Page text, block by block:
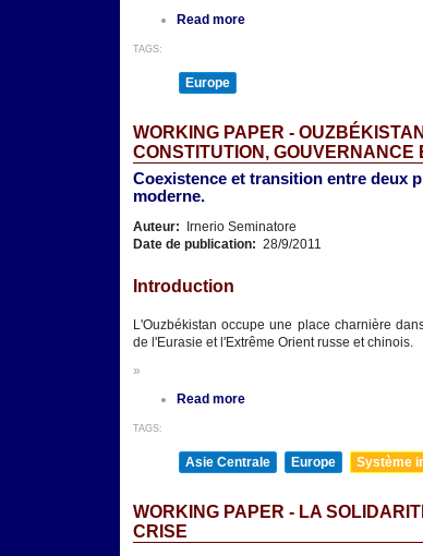
Read more
TAGS:
Europe
WORKING PAPER -
CONSTITUTION, GOUVERNANCE
Coexistence et transition entre deux
moderne.
Auteur: Irnerio Seminatore
Date de publication: 28/9/2011
Introduction
L'Ouzbékistan occupe une place charnière
de l'Eurasie et l'Extrême Orient russe et chinois.
»
Read more
TAGS:
Asie Centrale Europe Système
WORKING PAPER - LA
CRISE